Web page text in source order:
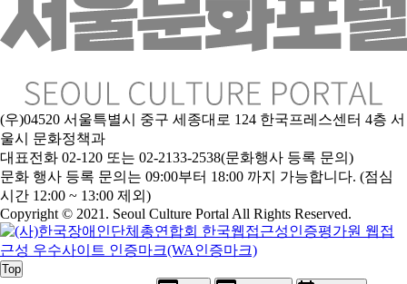
(우)04520 서울특별시 중구 세종대로 124 한국프레스센터 4층 서
울시 문화정책과
대표전화 02-120 또는 02-2133-2538(문화행사 등록 문의)
문화 행사 등록 문의는 09:00부터 18:00 까지 가능합니다. (점심
시간 12:00 ~ 13:00 제외)
Copyright © 2021. Seoul Culture Portal All Rights Reserved.
Top